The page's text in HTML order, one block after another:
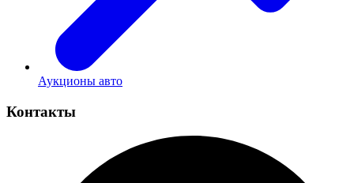
Аукционы авто
Контакты